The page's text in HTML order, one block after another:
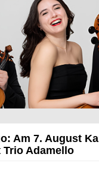
Am 7. August
Adamello